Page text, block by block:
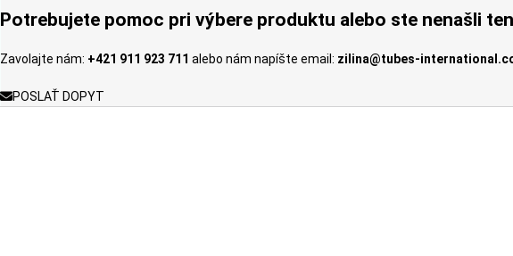
na
produktu.
Potrebujete pomoc pri výbere produktu alebo ste nenašli
Zavolajte nám: +421 911 923 711 alebo nám napíšte email: zilina@tubes-
POSLAŤ DOPYT